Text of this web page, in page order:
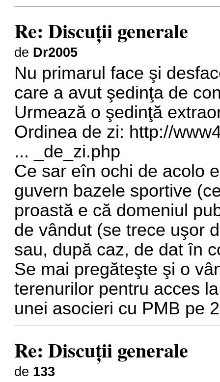
Re: Discuţii generale
de Dr2005
Nu primarul face şi
care a avut şedinţa de
Urmează o şedinţă
Ordinea de zi: http://
... _de_zi.php
Ce sar eîn ochi de acolo
guvern bazele sportive
proastă e că domeniul
de vândut (se trece uşor
sau, după caz, de dat în
Se mai pregăteşte şi o
terenurilor pentru acces
unei asocieri cu PMB pe
Re: Discuţii generale
de 133